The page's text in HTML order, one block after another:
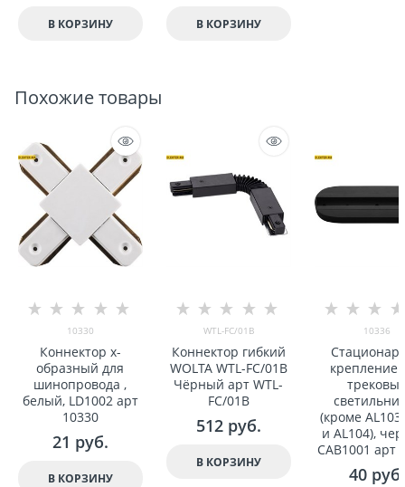
В КОРЗИНУ В КОРЗИНУ
Похожие товары
10330
Коннектор x-
образный для
шинопровода ,
белый, LD1002 арт
10330
21 руб.
В КОРЗИНУ
WTL-FC/01B
Коннектор гибкий
WOLTA WTL-FC/01B
Чёрный арт WTL-
FC/01B
512 руб.
В КОРЗИНУ
10336
крепление
(кроме AL103
и AL104),
CAB1001 арт
40 руб.